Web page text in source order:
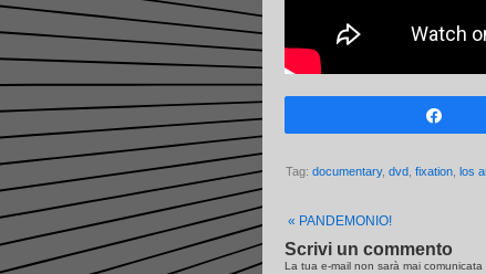
Tag: documentary, dvd fixation los
« PANDEMONIO!
Scrivi un commento
La tua e-mail non sarà mai comunicata